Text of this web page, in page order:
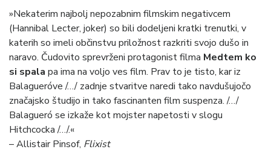
»Nekaterim najbolj nepozabnim filmskim negativcem
(Hannibal Lecter, joker) so bili dodeljeni kratki trenutki, v
katerih so imeli občinstvu priložnost razkriti svojo dušo in
naravo. Čudovito sprevrženi protagonist filma Medtem ko
si spala pa ima na voljo ves film. Prav to je tisto, kar iz
Balagueróve /…/ zadnje stvaritve naredi tako navdušujočo
značajsko študijo in tako fascinanten film suspenza. /…/
Balagueró se izkaže kot mojster napetosti v slogu
Hitchcocka /…/.«
– Allistair Pinsof, Flixist